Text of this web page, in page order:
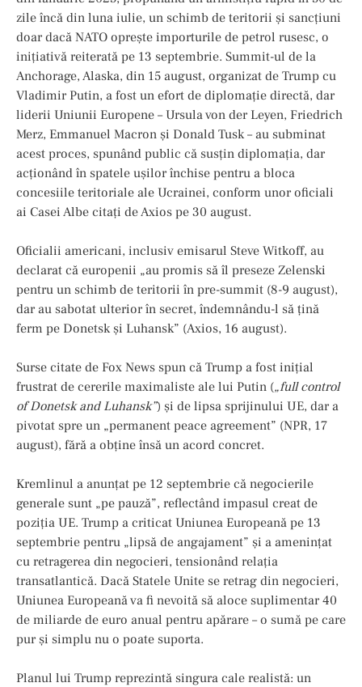
zile încă din luna iulie, un schimb de teritorii și sancțiuni
doar dacă NATO oprește importurile de petrol rusesc, o
inițiativă reiterată pe 13 septembrie. Summit-ul de la
Anchorage, Alaska, din 15 august, organizat de Trump cu
Vladimir Putin, a fost un efort de diplomație directă, dar
liderii Uniunii Europene – Ursula von der Leyen, Friedrich
Merz, Emmanuel Macron și Donald Tusk – au subminat
acest proces, spunând public că susțin diplomația, dar
acționând în spatele ușilor închise pentru a bloca
concesiile teritoriale ale Ucrainei, conform unor oficiali
ai Casei Albe citați de Axios pe 30 august.
Oficialii americani, inclusiv emisarul Steve Witkoff, au
declarat că europenii „au promis să îl preseze Zelenski
pentru un schimb de teritorii în pre-summit (8-9 august),
dar au sabotat ulterior în secret, îndemnându-l să țină
ferm pe Donetsk și Luhansk” (Axios, 16 august).
Surse citate de Fox News spun că Trump a fost iniţial
frustrat de cererile maximaliste ale lui Putin („full control
of Donetsk and Luhansk”) și de lipsa sprijinului UE, dar a
pivotat spre un „permanent peace agreement” (NPR, 17
august), fără a obține însă un acord concret.
Kremlinul a anunțat pe 12 septembrie că negocierile
generale sunt „pe pauză”, reflectând impasul creat de
poziția UE. Trump a criticat Uniunea Europeană pe 13
septembrie pentru „lipsă de angajament” și a amenințat
cu retragerea din negocieri, tensionând relația
transatlantică. Dacă Statele Unite se retrag din negocieri,
Uniunea Europeană va fi nevoită să aloce suplimentar 40
de miliarde de euro anual pentru apărare – o sumă pe care
pur și simplu nu o poate suporta.
Planul lui Trump reprezintă singura cale realistă: un